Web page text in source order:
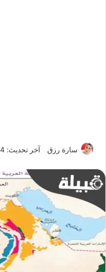
سارة رزق آخر تحديث: 2024-12-02